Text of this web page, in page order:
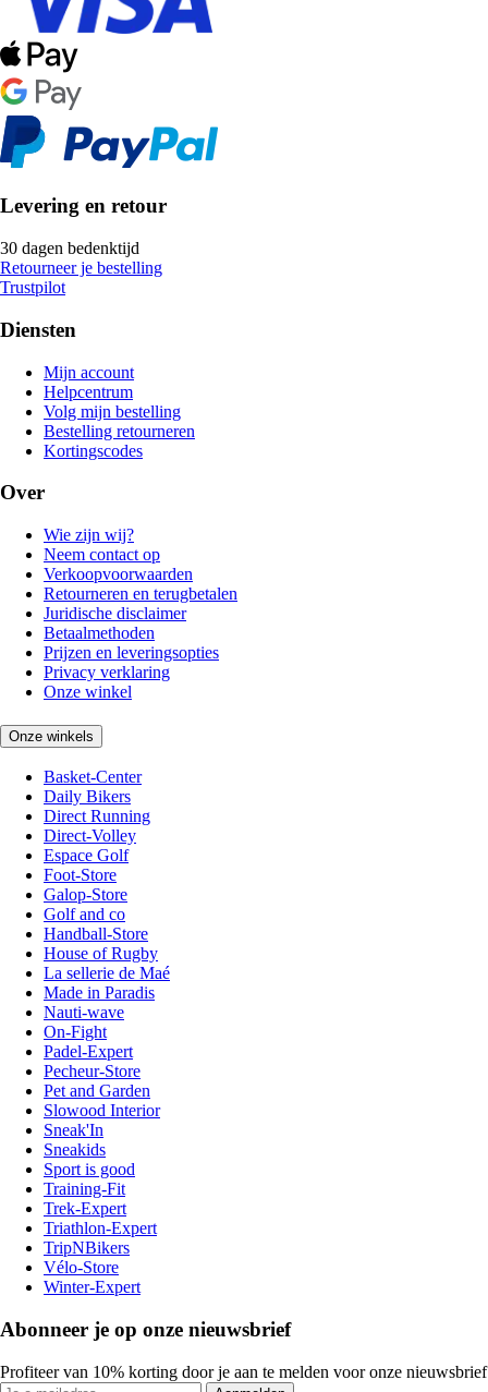
Levering en retour
30 dagen bedenktijd
Retourneer je bestelling
Trustpilot
Diensten
Mijn account
Helpcentrum
Volg mijn bestelling
Bestelling retourneren
Kortingscodes
Over
Wie zijn wij?
Neem contact op
Verkoopvoorwaarden
Retourneren en terugbetalen
Juridische disclaimer
Betaalmethoden
Prijzen en leveringsopties
Privacy verklaring
Onze winkel
Onze winkels
Basket-Center
Daily Bikers
Direct Running
Direct-Volley
Espace Golf
Foot-Store
Galop-Store
Golf and co
Handball-Store
House of Rugby
La sellerie de Maé
Made in Paradis
Nauti-wave
On-Fight
Padel-Expert
Pecheur-Store
Pet and Garden
Slowood Interior
Sneak'In
Sneakids
Sport is good
Training-Fit
Trek-Expert
Triathlon-Expert
TripNBikers
Vélo-Store
Winter-Expert
Abonneer je op onze nieuwsbrief
Profiteer van 10% korting door je aan te melden voor onze nieuwsbrief